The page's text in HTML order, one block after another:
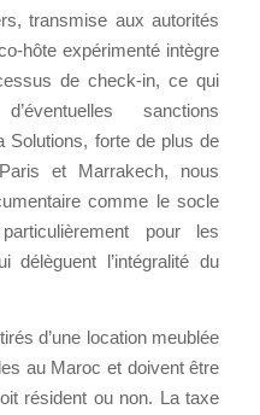
transmise aux autorités
hôte expérimenté intègre
de check-in, ce qui
sanctions
Solutions, forte de plus de
et Marrakech, nous
comme le socle
pour les
délèguent l’intégralité du
d’une location meublée
au Maroc et doivent être
résident ou non. La taxe